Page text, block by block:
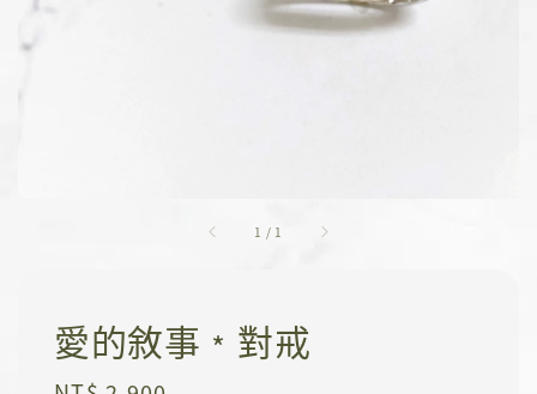
1 / 1
愛的敘事﹡對戒